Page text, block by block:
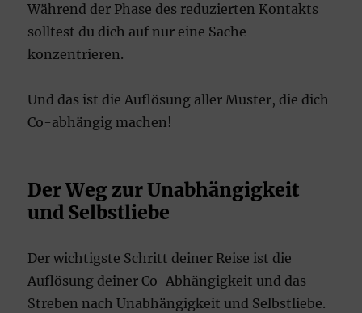
Während der Phase des reduzierten Kontakts
solltest du dich auf nur eine Sache
konzentrieren.
Und das ist die Auflösung aller Muster, die dich
Co-abhängig machen!
Der Weg zur Unabhängigkeit
und Selbstliebe
Der wichtigste Schritt deiner Reise ist die
Auflösung deiner Co-Abhängigkeit und das
Streben nach Unabhängigkeit und Selbstliebe.